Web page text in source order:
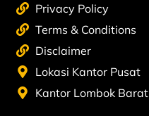
Privacy Policy
Terms & Conditions
Disclaimer
Lokasi Kantor Pusat
Kantor Lombok Barat